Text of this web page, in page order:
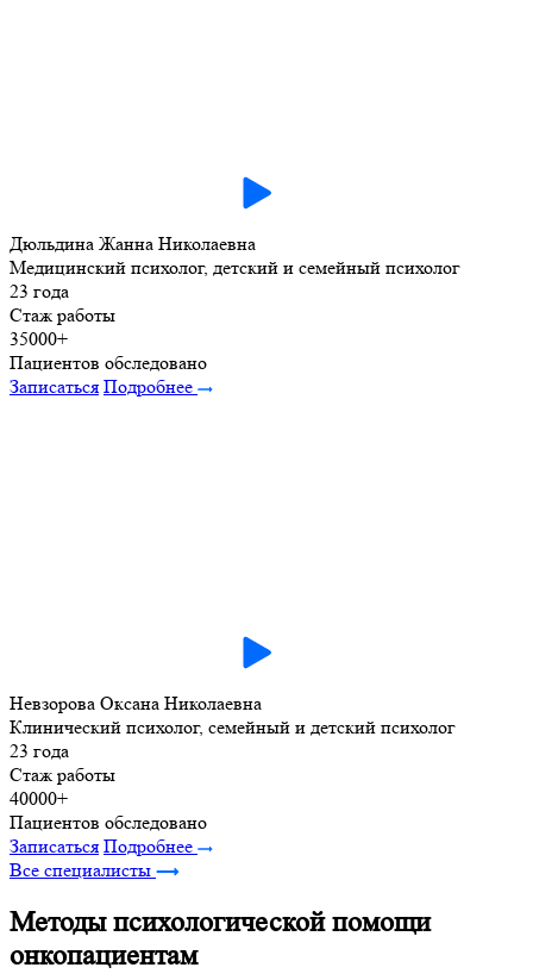
Дюльдина Жанна Николаевна
Медицинский психолог, детский и семейный психолог
23 года
Стаж работы
35000+
Пациентов обследовано
Записаться Подробнее
Невзорова Оксана Николаевна
Клинический психолог, семейный и детский психолог
23 года
Стаж работы
40000+
Пациентов обследовано
Записаться Подробнее
Все специалисты
Методы психологической помощи
онкопациентам